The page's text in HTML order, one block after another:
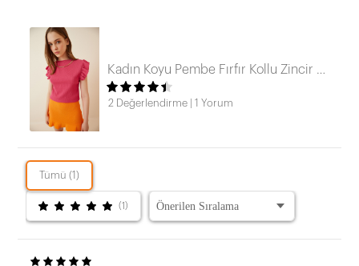
Kadın Koyu Pembe Fırfır Kollu Zincir Kolyeli Örme Bluz HZL22S-BD104301
2 Değerlendirme 1 Yorum
Tümü (1)
(1)